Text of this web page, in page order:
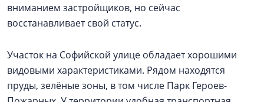
вниманием застройщиков, но сейчас
восстанавливает свой статус.
Участок на Софийской улице обладает хорошими
видовыми характеристиками. Рядом находятся
пруды, зелёные зоны, в том числе Парк Героев-